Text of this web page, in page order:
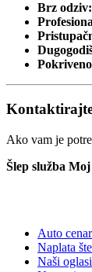
Brz odziv:
Ako vam je
Šlep služba
Auto
Naplata
Naši oglasi